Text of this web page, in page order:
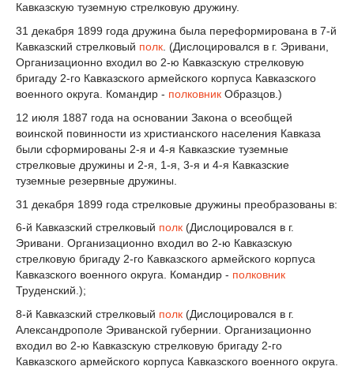
Кавказскую туземную стрелковую дружину.
31 декабря 1899 года дружина была переформирована в 7-й
Кавказский стрелковый полк . (Дислоцировался в г. Эривани,
Организационно входил во 2-ю Кавказскую стрелковую
бригаду 2-го Кавказского армейского корпуса Кавказского
военного округа. Командир - полковник Образцов.)
12 июля 1887 года на основании Закона о всеобщей
воинской повинности из христианского населения Кавказа
были сформированы 2-я и 4-я Кавказские туземные
стрелковые дружины и 2-я, 1-я, 3-я и 4-я Кавказские
туземные резервные дружины.
31 декабря 1899 года стрелковые дружины преобразованы в:
6-й Кавказский стрелковый полк (Дислоцировался в г.
Эривани. Организационно входил во 2-ю Кавказскую
стрелковую бригаду 2-го Кавказского армейского корпуса
Кавказского военного округа. Командир - полковник
Труденский.);
8-й Кавказский стрелковый полк (Дислоцировался в г.
Александрополе Эриванской губернии. Организационно
входил во 2-ю Кавказскую стрелковую бригаду 2-го
Кавказского армейского корпуса Кавказского военного округа.